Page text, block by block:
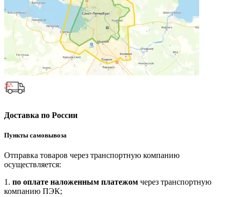
Доставка по России
Пункты самовывоза
Отправка товаров через транспортную компанию
осуществляется:
1. по оплате наложенным платежом через транспортную
компанию ПЭК;